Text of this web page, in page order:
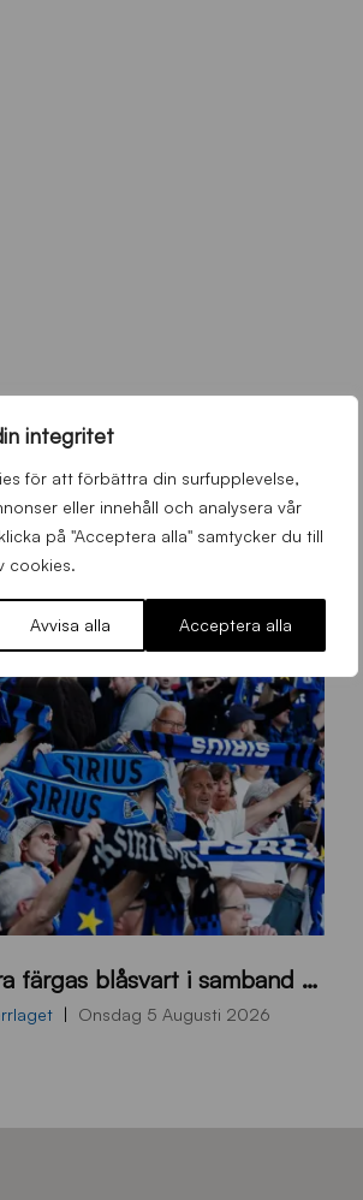
integritet
för att förbättra din surfupplevelse,
eller innehåll och analysera vår
på "Acceptera alla" samtycker du till
cookies.
Avvisa alla Acceptera alla
Ståplats södra färgas blåsvart i samband med nästa hemmamatch
Onsdag 5 Augusti 2026